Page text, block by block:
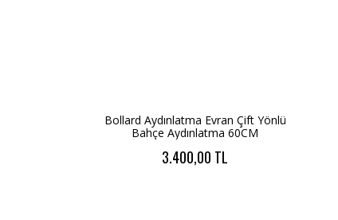
Bollard Aydınlatma Evran Çift Yönlü
Bahçe Aydınlatma 60CM
3.400,00 TL